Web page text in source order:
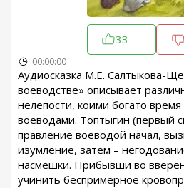
33
00:00:00
Аудиосказка М.Е. Салтыкова-
воеводстве» описывает
нелепости, коими богато
воеводами. Топтыгин (первый
правление воеводой начал,
изумление, затем –
насмешки. Прибывши во
учинить беспримерное